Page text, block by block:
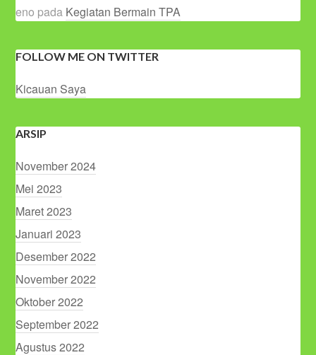
eno pada Kegiatan Bermain TPA
FOLLOW ME ON TWITTER
Kicauan Saya
ARSIP
November 2024
Mei 2023
Maret 2023
Januari 2023
Desember 2022
November 2022
Oktober 2022
September 2022
Agustus 2022